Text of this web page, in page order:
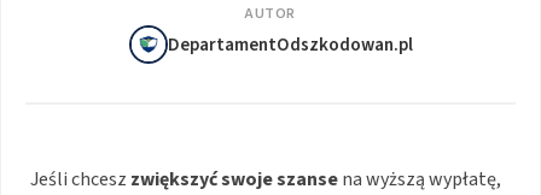
AUTOR
DepartamentOdszkodowan.pl
Jeśli chcesz zwiększyć swoje szansena wyższą wypłatę,